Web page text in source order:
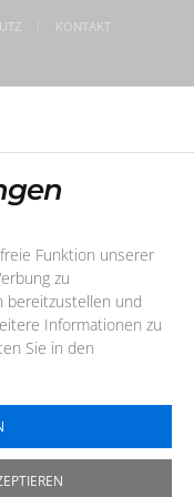
KONTAKT
Funktion unserer
zu
bereitzustellen und
Informationen zu
Sie in den